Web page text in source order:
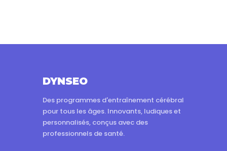
DYNSEO
Des programmes d'entraînement cérébral
pour tous les âges. Innovants, ludiques et
personnalisés, conçus avec des
professionnels de santé.